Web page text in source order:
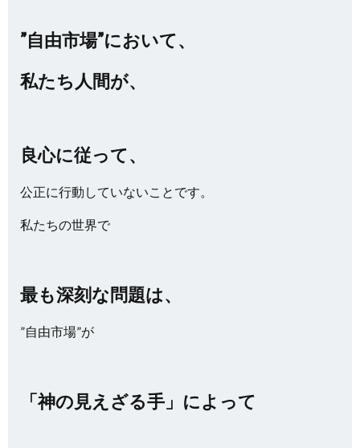
”自由市場”において、
私たち人間が、
良心に従って、
公正に行動していないことです。
私たちの世界で
最も深刻な問題は、
”自由市場”が
「神の見えざる手」によって